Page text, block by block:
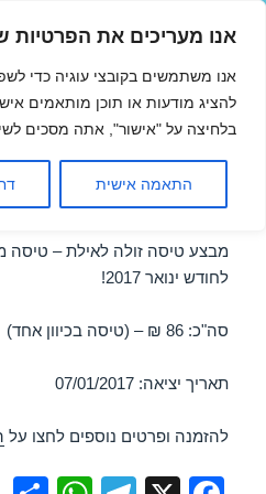
אנו מעריכים את הפרטיות
אנו משתמשים בקובצי עוגיה כדי
להציג מודעות או תוכן מותאמים
בלחיצה על "אישור", אתה מסכים
התאמה אישית
טיסות זולות
07/01/2017
מבצע טיסה זולה לאילת – טיסה
לחודש ינואר 2017!
סה"כ: 86 ₪ – (טיסה בכיוון אחד)
תאריך יציאה: 07/01/2017
להזמנה ופרטים נוספים לחצו על